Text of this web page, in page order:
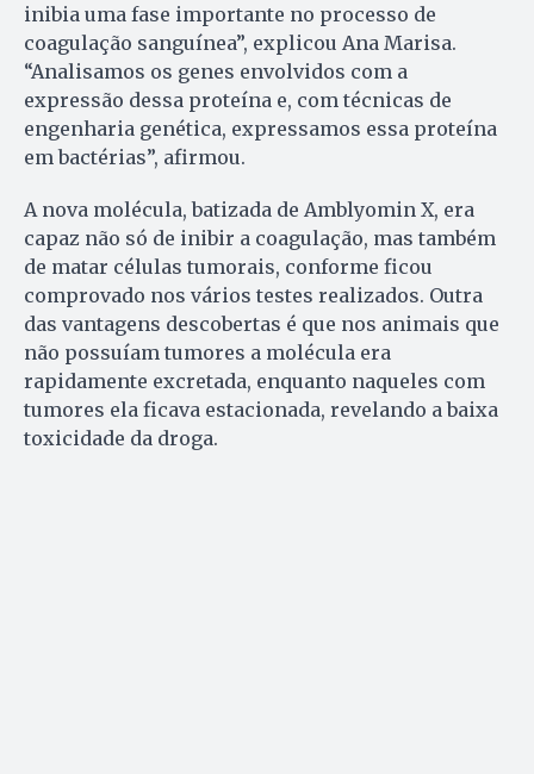
inibia uma fase importante no processo de
coagulação sanguínea”, explicou Ana Marisa.
“Analisamos os genes envolvidos com a
expressão dessa proteína e, com técnicas de
engenharia genética, expressamos essa proteína
em bactérias”, afirmou.
A nova molécula, batizada de Amblyomin X, era
capaz não só de inibir a coagulação, mas também
de matar células tumorais, conforme ficou
comprovado nos vários testes realizados. Outra
das vantagens descobertas é que nos animais que
não possuíam tumores a molécula era
rapidamente excretada, enquanto naqueles com
tumores ela ficava estacionada, revelando a baixa
toxicidade da droga.